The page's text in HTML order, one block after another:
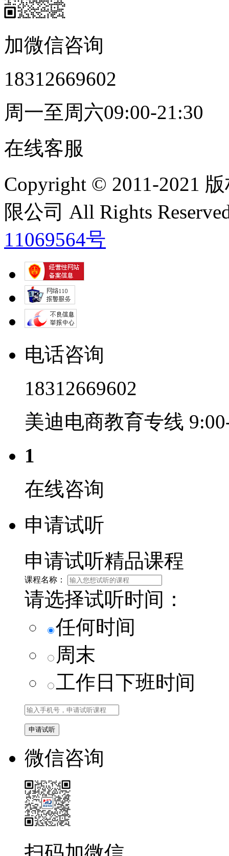
加微信咨询
18312669602
周一至周六09:00-21:30
在线客服
Copyright © 2011-2021
限公司 All Rights
11069564号
电话咨询
18312669602
美迪电商教育专线
1
在线咨询
申请试听
申请试听精品课程
课程名称：
请选择试听时间：
任何时间
周末
工作日下班时间
微信咨询